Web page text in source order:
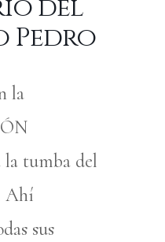
del
Pedro
la
tumba del
Ahí
sus